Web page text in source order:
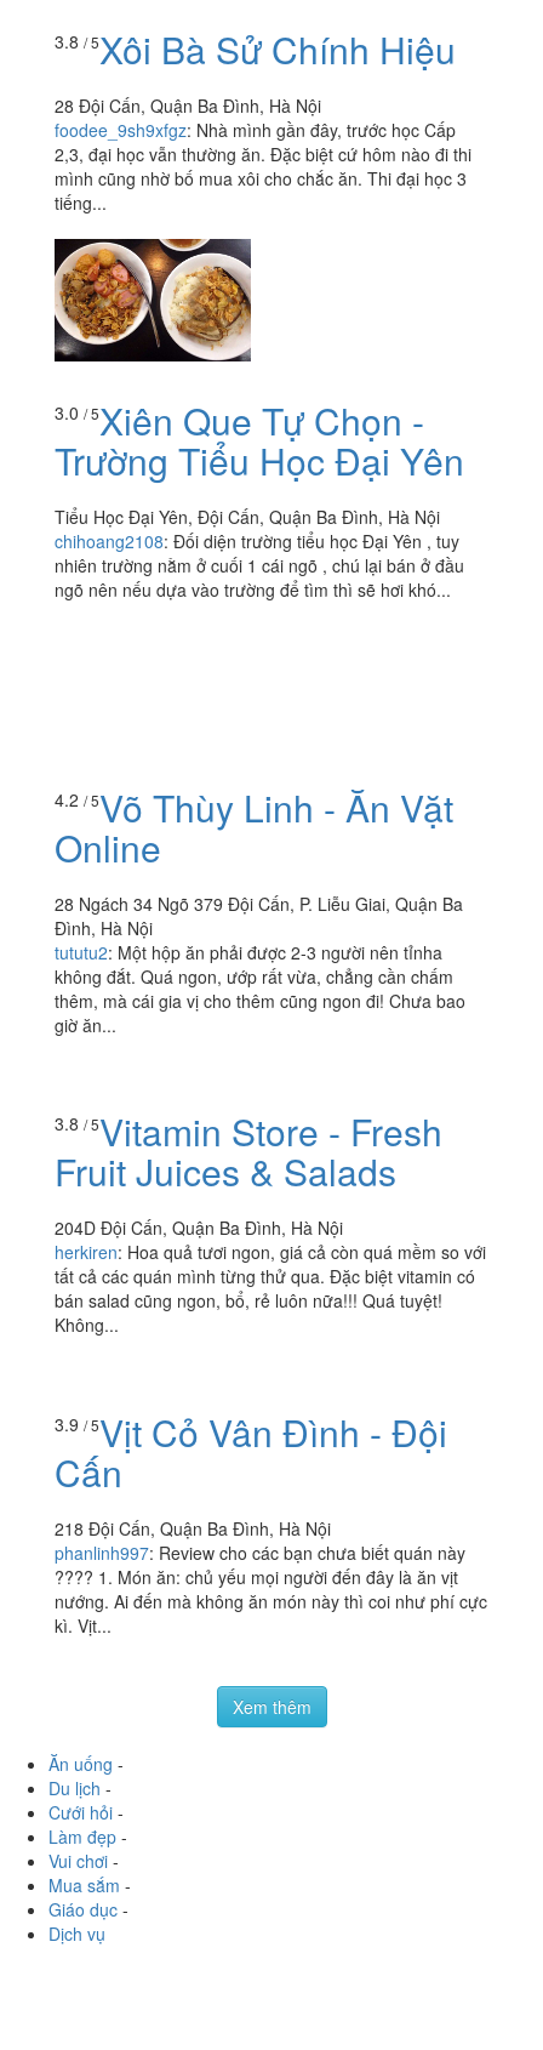
3.8 / 5Xôi Bà Sử Chính Hiệu
28 Đội Cấn, Quận Ba Đình, Hà Nội
foodee_9sh9xfgz: Nhà mình gần đây, trước học Cấp
2,3, đại học vẫn thường ăn. Đặc biệt cứ hôm nào đi thi
mình cũng nhờ bố mua xôi cho chắc ăn. Thi đại học 3
tiếng...
3.0 / 5Xiên Que Tự Chọn -
Trường Tiểu Học Đại Yên
Tiểu Học Đại Yên, Đội Cấn, Quận Ba Đình, Hà Nội
chihoang2108: Đối diện trường tiểu học Đại Yên , tuy
nhiên trường nằm ở cuối 1 cái ngõ , chú lại bán ở đầu
ngõ nên nếu dựa vào trường để tìm thì sẽ hơi khó...
4.2 / 5Võ Thùy Linh - Ăn Vặt
Online
28 Ngách 34 Ngõ 379 Đội Cấn, P. Liễu Giai, Quận Ba
Đình, Hà Nội
tututu2: Một hộp ăn phải được 2-3 người nên tỉnha
không đắt. Quá ngon, ướp rất vừa, chẳng cần chấm
thêm, mà cái gia vị cho thêm cũng ngon đi! Chưa bao
giờ ăn...
3.8/ 5Vitamin Store - Fresh
Fruit Juices & Salads
204D Đội Cấn, Quận Ba Đình, Hà Nội
Không...
3.9 / 5Vịt Cỏ Vân Đình - Đội
Cấn
218 Đội Cấn, Quận Ba Đình, Hà Nội
???? 1. Món ăn: chủ yếu mọi người đến đây là ăn vịt
nướng. Ai đến mà không ăn món này thì coi như phí cực
Ăn uống
Du lịch-
Cưới hỏi-
Làm đẹp